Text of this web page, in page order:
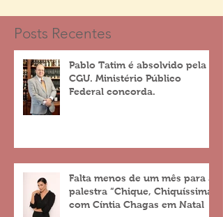
Posts Recentes
Pablo Tatim é absolvido pela
CGU. Ministério Público
Federal concorda.
Falta menos de um mês para a
palestra “Chique, Chiquíssima”
com Cíntia Chagas em Natal